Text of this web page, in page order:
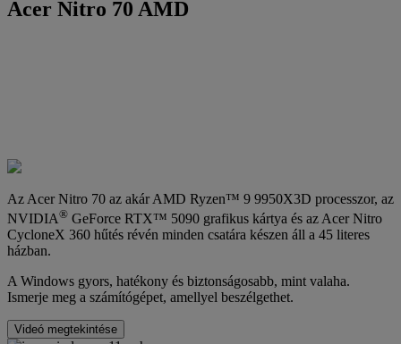
Acer Nitro 70 AMD
Az Acer Nitro 70 az akár AMD Ryzen™ 9 9950X3D processzor, az
NVIDIA® GeForce RTX™ 5090 grafikus kártya és az Acer Nitro
CycloneX 360 hűtés révén minden csatára készen áll a 45 literes
házban.
A Windows gyors, hatékony és biztonságosabb, mint valaha.
Ismerje meg a számítógépet, amellyel beszélgethet.
Videó megtekintése